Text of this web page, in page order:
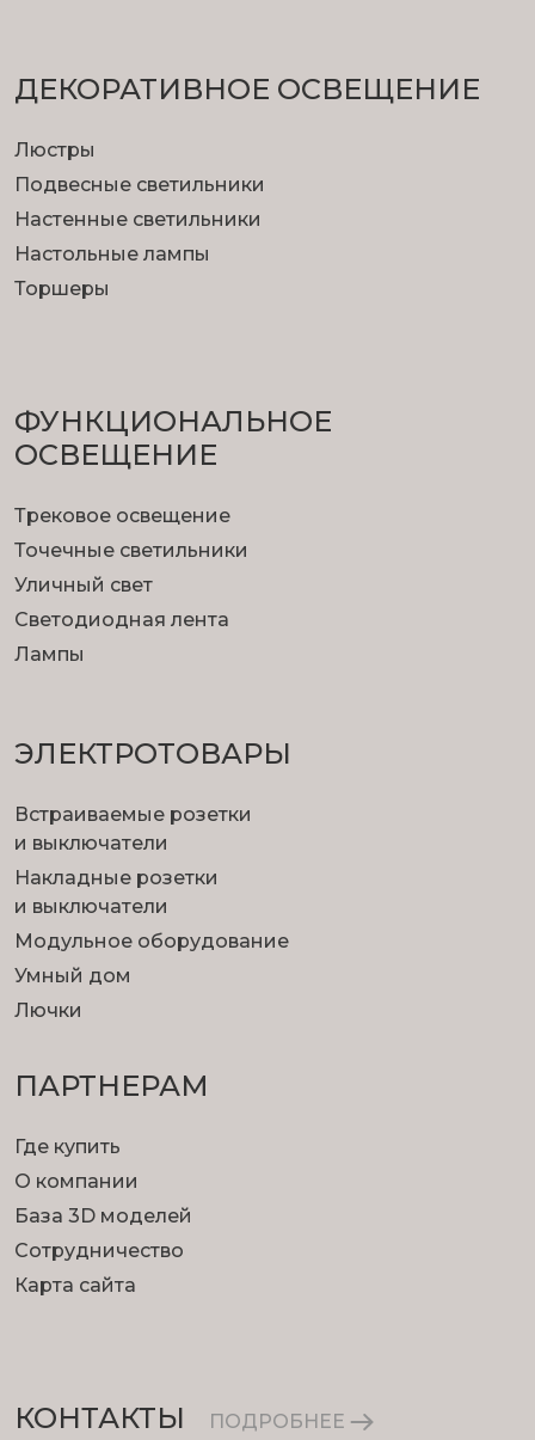
ДЕКОРАТИВНОЕ ОСВЕЩЕНИЕ
Люстры
Подвесные светильники
Настенные светильники
Настольные лампы
Торшеры
ФУНКЦИОНА­ЛЬНОЕ
ОСВЕЩЕНИЕ
Трековое освещение
Точечные светильники
Уличный свет
Светодиодная лента
Лампы
ЭЛЕКТРОТОВАРЫ
Встраиваемые розетки
и выключатели
Накладные розетки
и выключатели
Модульное оборудование
Умный дом
Лючки
ПАРТНЕРАМ
Где купить
О компании
База 3D моделей
Сотрудничество
Карта сайта
КОНТАКТЫ ПОДРОБНЕЕ